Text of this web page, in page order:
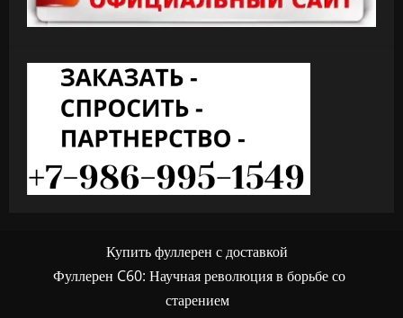
Купить фуллерен с доставкой
Фуллерен C60: Научная революция в борьбе со
старением